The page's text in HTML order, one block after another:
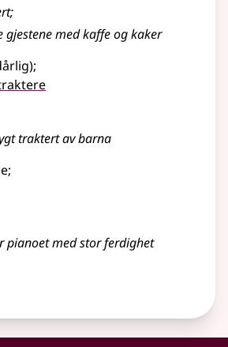
;
gjestene med kaffe og kaker
;
traktert av barna
;
pianoet med stor ferdighet